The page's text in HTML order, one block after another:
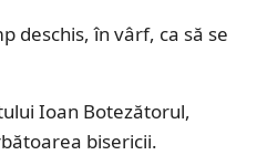
deschis, în vârf, ca să se
Ioan Botezătorul,
bisericii.